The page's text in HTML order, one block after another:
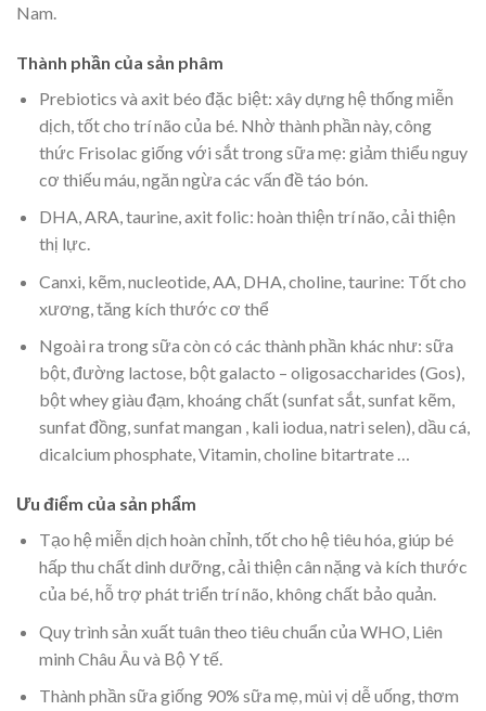
Nam.
Thành phần của sản phâm
Prebiotics và axit béo đặc biệt: xây dựng hệ thống miễn
dịch, tốt cho trí não của bé. Nhờ thành phần này, công
thức Frisolac giống với sắt trong sữa mẹ: giảm thiểu nguy
cơ thiếu máu, ngăn ngừa các vấn đề táo bón.
DHA, ARA, taurine, axit folic: hoàn thiện trí não, cải thiện
thị lực.
Canxi, kẽm, nucleotide, AA, DHA, choline, taurine: Tốt cho
xương, tăng kích thước cơ thể
Ngoài ra trong sữa còn có các thành phần khác như: sữa
bột, đường lactose, bột galacto – oligosaccharides (Gos),
bột whey giàu đạm, khoáng chất (sunfat sắt, sunfat kẽm,
sunfat đồng, sunfat mangan , kali iodua, natri selen), dầu cá,
dicalcium phosphate, Vitamin, choline bitartrate …
Ưu điểm của sản phẩm
Tạo hệ miễn dịch hoàn chỉnh, tốt cho hệ tiêu hóa, giúp bé
hấp thu chất dinh dưỡng, cải thiện cân nặng và kích thước
của bé, hỗ trợ phát triển trí não, không chất bảo quản.
Quy trình sản xuất tuân theo tiêu chuẩn của WHO, Liên
minh Châu Âu và Bộ Y tế.
Thành phần sữa giống 90% sữa mẹ, mùi vị dễ uống, thơm